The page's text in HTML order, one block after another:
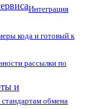
Интеграция
кода и готовый к
рассылки по
и
обмена